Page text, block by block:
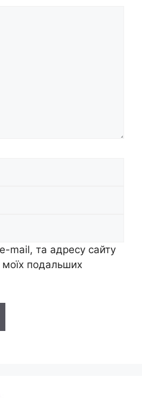
mail, та адресу сайту
моїх подальших